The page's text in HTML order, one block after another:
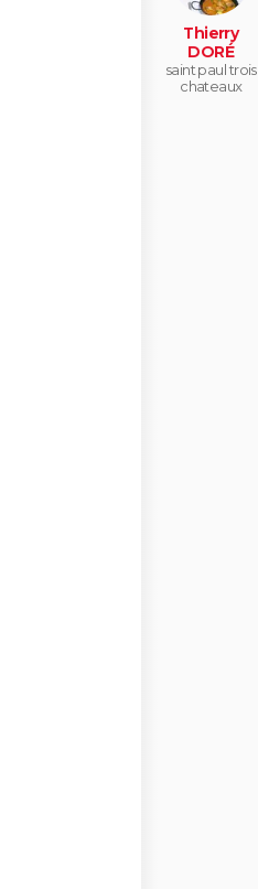
Thierry
DORÉ
saint paul trois
chateaux